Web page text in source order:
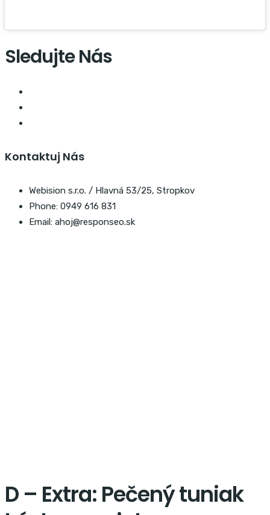
Sledujte Nás
Kontaktuj Nás
Webision s.r.o. / Hlavná 53/25, Stropkov
Phone: 0949 616 831
Email: ahoj@responseo.sk
D – Extra: Pečený tuniak